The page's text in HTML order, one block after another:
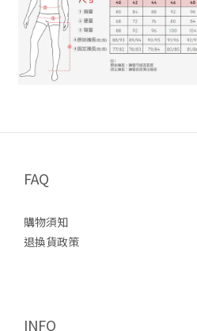
FAQ
購物須知
退換貨政策
INFO